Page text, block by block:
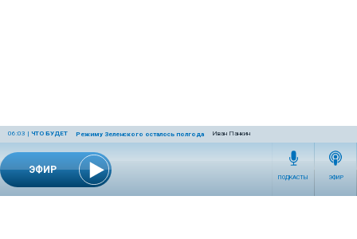
ЭФИР
06:03 | ЧТО БУДЕТ Режиму Зеленского осталось полгода Иван Панкин
ПОДКАСТЫ ЭФИР